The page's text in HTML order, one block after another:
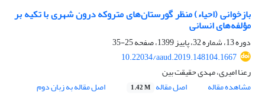
بازخوانی (احیاء) منظر گورستان‌های متروکه درون شهری با تکیه بر
مؤلفه‌های انسانی
دوره 13، شماره 32، پاییز 1399، صفحه
25-35
10.22034/aaud.2019.148104.1667
رعنا امیری، مهدی حقیقت بین
مشاهده مقاله
اصل مقاله 1.42 M اصل مقاله به زبان دوم